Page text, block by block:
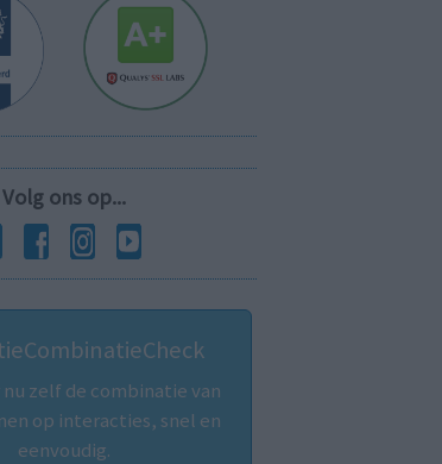
Volg ons op...
zelf de combinatie van
op interacties, snel en
eenvoudig.